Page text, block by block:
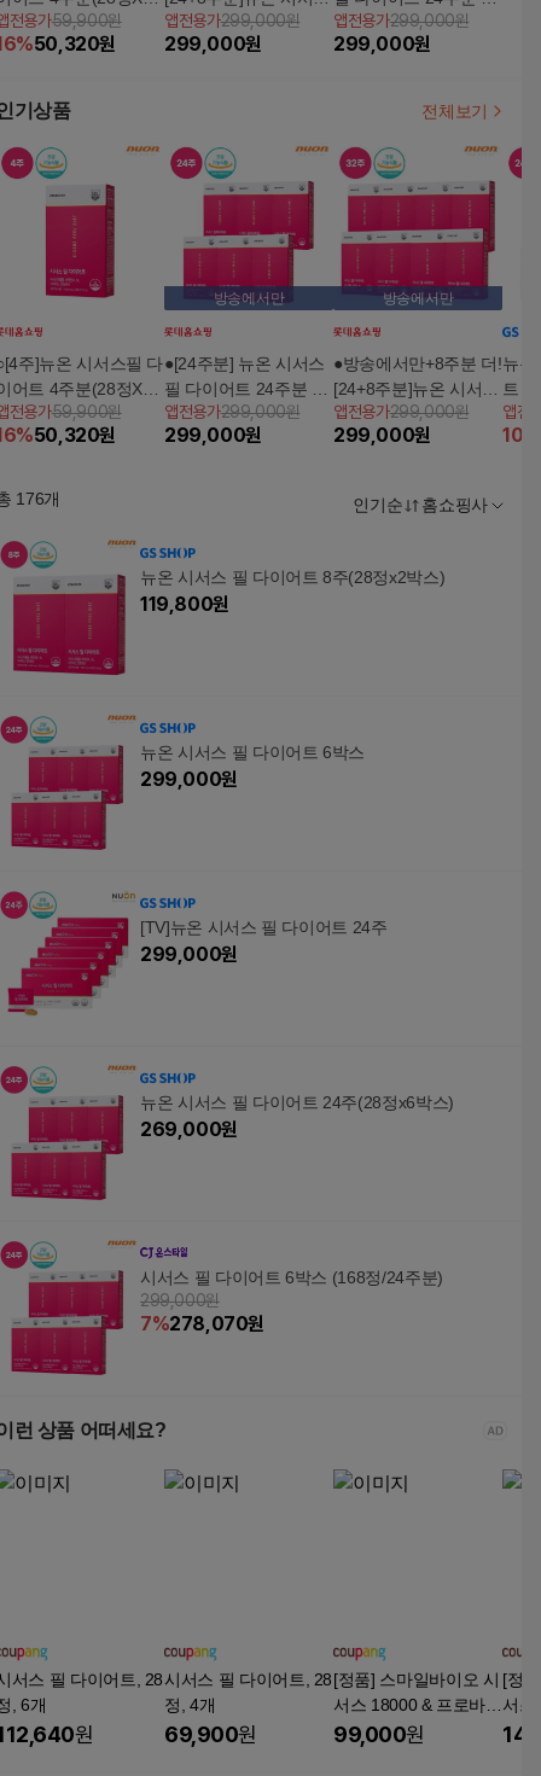
스)
전용가59,900원
%50,320원
필 다이어트 32주분(28
정 X8박스)
앱전용가299,000원
299,000원
8정 X 6박스)
앱전용가299,000원
299,000원
기상품 전체보기
주]뉴온 시서스필 다
어트 4주분(28정X1
스)
전용가59,900원
%50,320원
방송에서만
●[24주분] 뉴온 시서스
필 다이어트 24주분 (2
8정 X 6박스)
앱전용가299,000원
299,000원
방송에서만
●방송에서만+8주분 더!
[24+8주분]뉴온 시서스
필 다이어트 32주분(28
정 X8박스)
앱전용가299,000원
299,000원
뉴온
트 6
앱전
10
176개 인기순 홈쇼핑사
뉴온 시서스 필 다이어트 8주(28정x2박스)
119,800원
뉴온 시서스 필 다이어트 6박스
299,000원
[TV]뉴온 시서스 필 다이어트 24주
299,000원
뉴온 시서스 필 다이어트 24주(28정x6박스)
269,000원
시서스 필 다이어트 6박스 (168정/24주분)
299,000원
7%278,070원
런 상품 어떠세요?
서스 필 다이어트, 28
, 6개
원
시서스 필 다이어트, 28
정, 4개
69,900원
[정품] 스마일바이오 시
서스 18000 & 프로바이
오틱스 밸런스온 (듀얼
99,000원
[정
서스
오틱